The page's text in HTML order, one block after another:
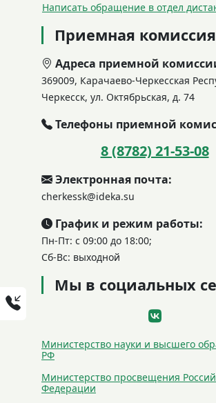
Написать обращение в отдел
Приемная комиссия
Адреса приемной
369009, Карачаево-Черкесская
Черкесск, ул. Октябрьская, д. 74
Телефоны приемной
8 (8782) 21-53-08
Электронная почта:
cherkessk@ideka.su
График и режим работы:
Пн-Пт: с 09:00 до 18:00;
Сб-Вс: выходной
Мы в социальных
Министерство науки и высшего
РФ
Министерство просвещения
Федерации